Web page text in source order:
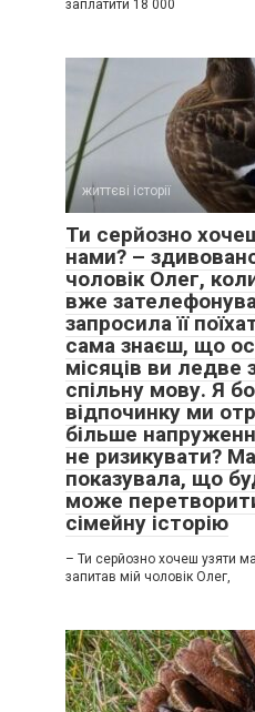
заплатити 18 000
життєві історії
Ти серйозно
нами? –
чоловік Олег,
вже
запросила її
сама знаєш, що
місяців ви ледве
спільну мову. Я
відпочинку ми
більше
не ризикувати?
показувала, що
може
сімейну історію
– Ти серйозно хочеш узяти
запитав мій чоловік Олег,